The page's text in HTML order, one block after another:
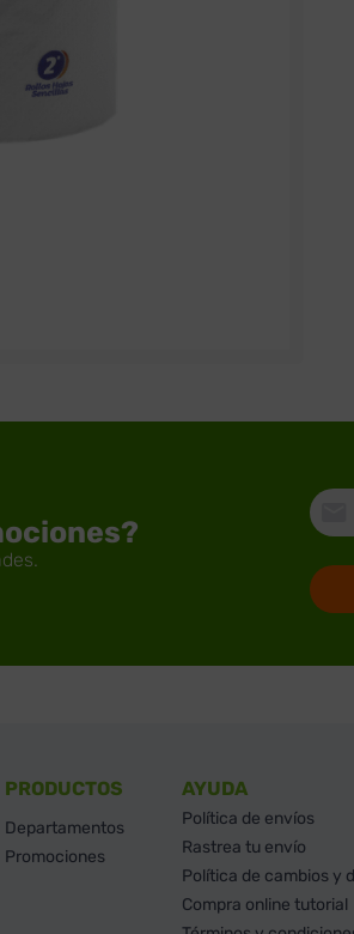
PRODUCTOS
Departamentos
Promociones
AYUDA
Política de envíos
Rastrea tu envío
Política de cambios y
Compra online tutorial